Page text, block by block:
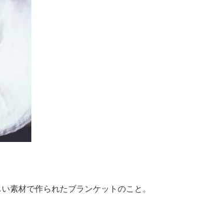
素材で作られたブランケットのこと。